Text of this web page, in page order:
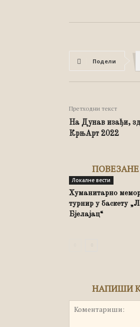
Подели
Претходни текст
На Дунав изађи,
КрњАрт 2022
ПОВЕЗАНЕ
Локалне вести
Хуманитарно
турнир у баскету
Бјелајац“
НАПИШИ